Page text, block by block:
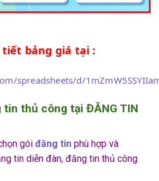
tiết bảng giá tại :
spreadsheets/d/
thủ công tại ĐĂNG TIN
gói đăng tin phù hợp và
tin diễn đàn, đăng tin thủ công